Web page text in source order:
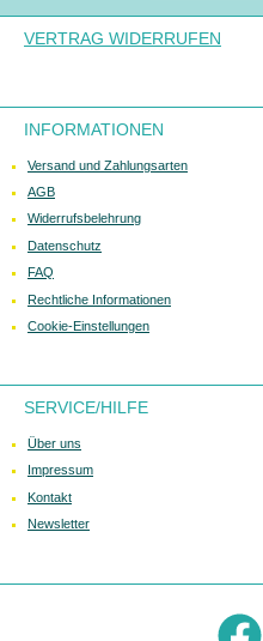
VERTRAG WIDERRUFEN
INFORMATIONEN
Versand und Zahlungsarten
AGB
Widerrufsbelehrung
Datenschutz
FAQ
Rechtliche Informationen
Cookie-Einstellungen
SERVICE/HILFE
Über uns
Impressum
Kontakt
Newsletter